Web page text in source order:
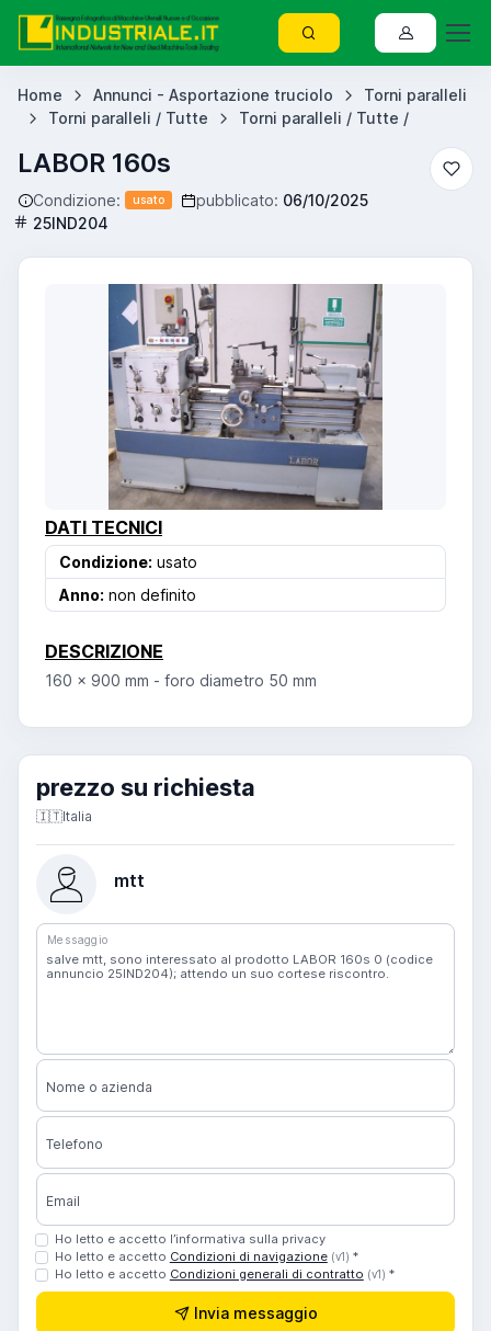
Home Annunci - Asportazione truciolo
Torni paralleli
Torni paralleli / Tutte
Torni paralleli / Tutte /
LABOR 160s
Condizione: usato pubblicato: 06/10/2025
25IND204
DATI TECNICI
Condizione: usato
Anno: non definito
DESCRIZIONE
160 x 900 mm - foro diametro 50 mm
prezzo su richiesta
🇮🇹Italia
mtt
Messaggio
Nome o azienda
Telefono
Email
Ho letto e accetto l’informativa sulla privacy
Ho letto e accetto Condizioni di navigazione (v1) *
Ho letto e accetto Condizioni generali di contratto (v1) *
Invia messaggio